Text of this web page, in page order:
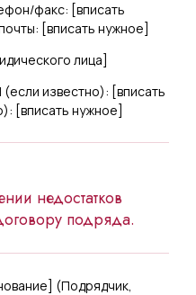
факс: [вписать
[вписать нужное]
лица]
известно): [вписать
[вписать нужное]
недостатков
подряда.
] (Подрядчик,